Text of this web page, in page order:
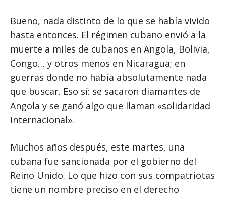
Bueno, nada distinto de lo que se había vivido
hasta entonces. El régimen cubano envió a la
muerte a miles de cubanos en Angola, Bolivia,
Congo… y otros menos en Nicaragua; en
guerras donde no había absolutamente nada
que buscar. Eso sí: se sacaron diamantes de
Angola y se ganó algo que llaman «solidaridad
internacional».
Muchos años después, este martes, una
cubana fue sancionada por el gobierno del
Reino Unido. Lo que hizo con sus compatriotas
tiene un nombre preciso en el derecho